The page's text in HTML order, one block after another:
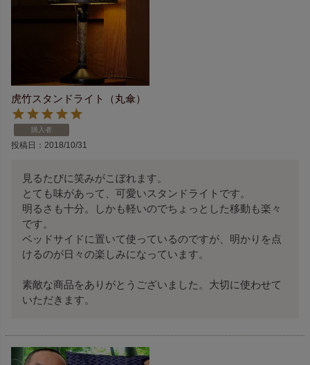
虎竹スタンドライト（丸傘）
購入者
投稿日 2018/10/31
見るたびに笑みがこぼれます。
とても味があって、可愛いスタンドライトです。
明るさも十分。しかも軽いのでちょっとした移動も楽々
です。
ベッドサイドに置いて使っているのですが、明かりを点
けるのが日々の楽しみになっています。
素敵な商品をありがとうございました。大切に使わせて
いただきます。